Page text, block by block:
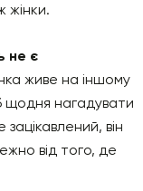
жінки.
не є
живе на іншому
щодня нагадувати
він
від того, де